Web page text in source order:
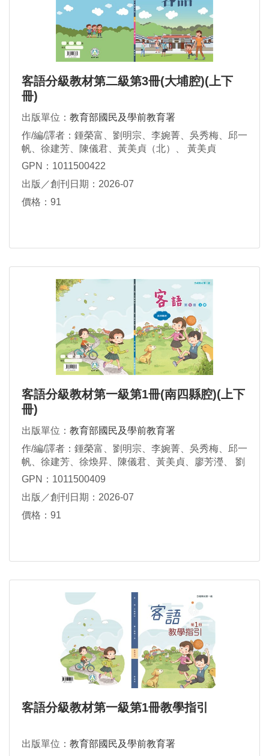
客語分級教材第二級第3冊(大埔腔)(上下
冊)
出版單位： 教育部國民及學前教育署
作/編/譯者：鍾榮富、劉明宗、李婉菁、吳秀梅、邱一
帆、徐建芳、陳儀君、黃美貞（北）、 黃美貞
（苗）、廖芳瀅、黃庭芬、鍾秀鳳、謝素華
GPN：1011500422
出版／創刊日期：2026-07
價格：91
客語分級教材第一級第1冊(南四縣腔)(上下
冊)
出版單位： 教育部國民及學前教育署
作/編/譯者：鍾榮富、劉明宗、李婉菁、吳秀梅、邱一
帆、徐建芳、徐煥昇、陳儀君、黃美貞、廖芳瀅、 劉
瑋真、賴維凱、鍾秀鳳、謝素華、謝杰雄、羅金枝
GPN：1011500409
出版／創刊日期：2026-07
價格：91
客語分級教材第一級第1冊教學指引
出版單位： 教育部國民及學前教育署